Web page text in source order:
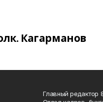
Кагарманов
Главный редактор